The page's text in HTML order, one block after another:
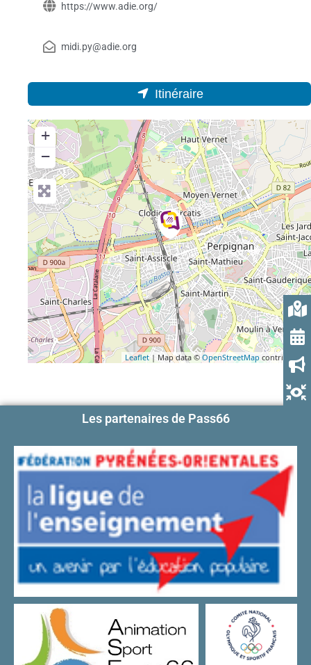
https://www.adie.org/
midi.py@adie.org
Itinéraire
+
−
Leaflet| Map data ©OpenStreetMapcontributors
Les partenaires de Pass66